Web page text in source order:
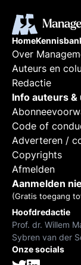
Home
Over
Auteurs en
Redactie
Info auteurs
Code of
Adverteren /
Copyrights
Afmelden
Aanmelden
(Gratis toegang
Hoofdredactie
Prof. dr. Willem
Sybren van der
Onze socials